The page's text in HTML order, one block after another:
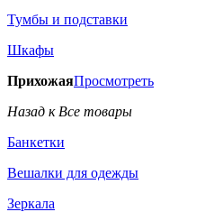
Тумбы и подставки
Шкафы
ПрихожаяПросмотреть
Назад к Все товары
Банкетки
Вешалки для одежды
Зеркала